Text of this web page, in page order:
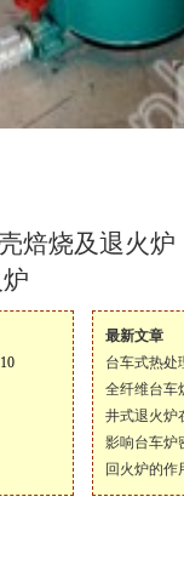
焙烧及退火炉
最新文章
台车式热处
全纤维台车
井式退火炉
影响台车炉
回火炉的作